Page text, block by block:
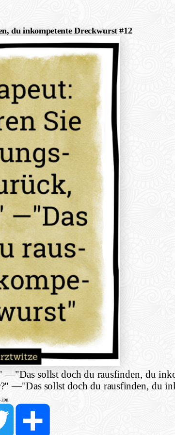
du inkompetente Dreckwurst #12
—"Das sollst doch du rausfinden, du
—"Das sollst doch du rausfinden, du
Twitter Share